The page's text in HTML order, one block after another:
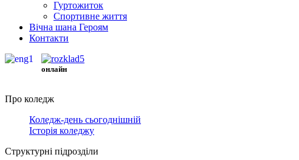
Гуртожиток
Спортивне життя
Вічна шана Героям
Контакти
онлайн
Про коледж
Коледж-день сьогоднішній
Історія коледжу
Структурні підрозділи